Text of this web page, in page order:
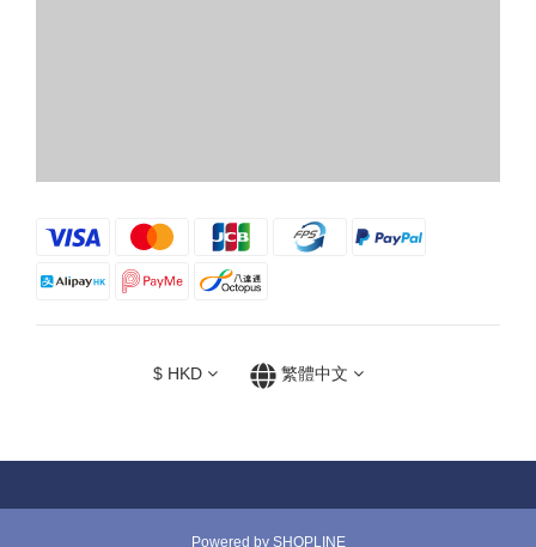
$ HKD 繁體中文
Powered by SHOPLINE